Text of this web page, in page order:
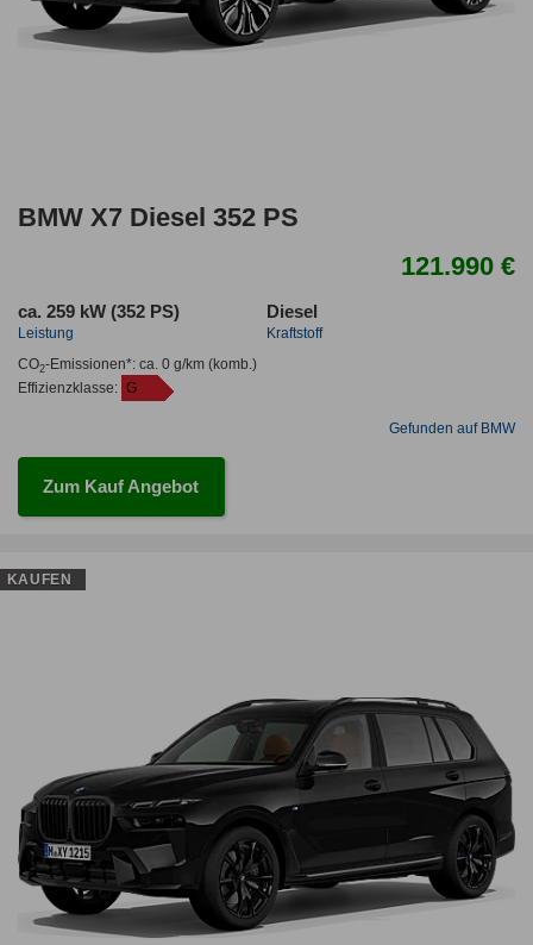
BMW X7 Diesel 352 PS
121.990 €
ca. 259 kW (352 PS)
Leistung
Diesel
Kraftstoff
CO2-Emissionen*: ca. 0 g/km(komb.)
Effizienzklasse: G
Gefunden auf BMW
Zum Kauf Angebot
KAUFEN